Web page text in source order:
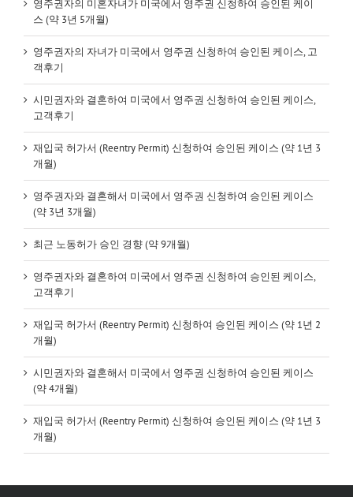
영주권자의 미혼자녀가 미국에서 영주권 신청하여 승인된 케이
스 (약 3년 5개월)
영주권자의 자녀가 미국에서 영주권 신청하여 승인된 케이스, 고
객후기
시민권자와 결혼하여 미국에서 영주권 신청하여 승인된 케이스,
고객후기
재입국 허가서 (Reentry Permit) 신청하여 승인된 케이스 (약 1년 3
개월)
영주권자와 결혼해서 미국에서 영주권 신청하여 승인된 케이스
(약 3년 3개월)
최근 노동허가 승인 경향 (약 9개월)
영주권자와 결혼하여 미국에서 영주권 신청하여 승인된 케이스,
고객후기
재입국 허가서 (Reentry Permit) 신청하여 승인된 케이스 (약 1년 2
개월)
시민권자와 결혼해서 미국에서 영주권 신청하여 승인된 케이스
(약 4개월)
재입국 허가서 (Reentry Permit) 신청하여 승인된 케이스 (약 1년 3
개월)